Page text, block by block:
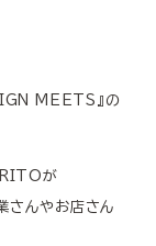
MEETS』の
が
さんやお店さん